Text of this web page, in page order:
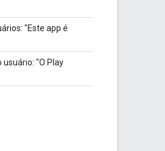
"Este app é
"O Play